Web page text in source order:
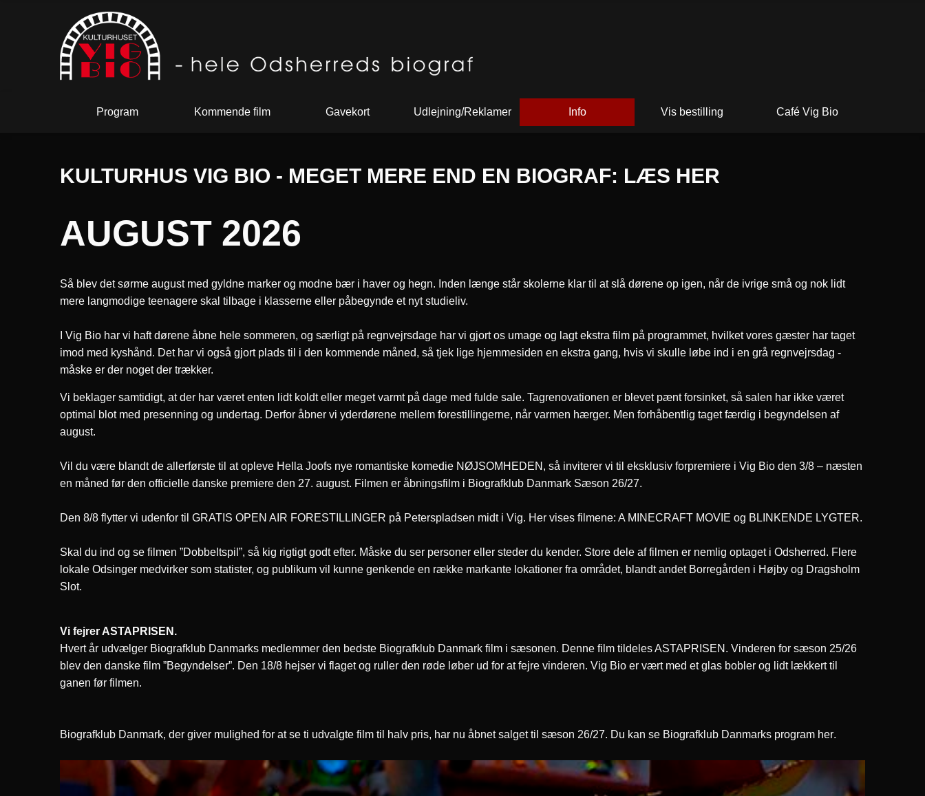
Program Kommende film Gavekort Udlejning/Reklamer Info Vis bestilling Café Vig Bio
KULTURHUS VIG BIO - MEGET MERE END EN BIOGRAF: LÆS HER
AUGUST 2026
Så blev det sørme august med gyldne marker og modne bær i haver og hegn. Inden længe står skolerne klar til at slå dørene op igen, når de ivrige små og nok lidt
mere langmodige teenagere skal tilbage i klasserne eller påbegynde et nyt studieliv.
I Vig Bio har vi haft dørene åbne hele sommeren, og særligt på regnvejrsdage har vi gjort os umage og lagt ekstra film på programmet, hvilket vores gæster har taget
imod med kyshånd. Det har vi også gjort plads til i den kommende måned, så tjek lige hjemmesiden en ekstra gang, hvis vi skulle løbe ind i en grå regnvejrsdag -
måske er der noget der trækker.
Vi beklager samtidigt, at der har været enten lidt koldt eller meget varmt på dage med fulde sale. Tagrenovationen er blevet pænt forsinket, så salen har ikke været
optimal blot med presenning og undertag. Derfor åbner vi yderdørene mellem forestillingerne, når varmen hærger. Men forhåbentlig taget færdig i begyndelsen af
august.
Vil du være blandt de allerførste til at opleve Hella Joofs nye romantiske komedie NØJSOMHEDEN, så inviterer vi til eksklusiv forpremiere i Vig Bio den 3/8 – næsten
en måned før den officielle danske premiere den 27. august. Filmen er åbningsfilm i Biografklub Danmark Sæson 26/27.
Den 8/8 flytter vi udenfor til GRATIS OPEN AIR FORESTILLINGER på Peterspladsen midt i Vig. Her vises filmene: A MINECRAFT MOVIE og BLINKENDE LYGTER.
Skal du ind og se filmen ”Dobbeltspil”, så kig rigtigt godt efter. Måske du ser personer eller steder du kender. Store dele af filmen er nemlig optaget i Odsherred. Flere
lokale Odsinger medvirker som statister, og publikum vil kunne genkende en række markante lokationer fra området, blandt andet Borregården i Højby og Dragsholm
Slot.
Vi fejrer ASTAPRISEN.
Hvert år udvælger Biografklub Danmarks medlemmer den bedste Biografklub Danmark film i sæsonen. Denne film tildeles ASTAPRISEN. Vinderen for sæson 25/26
blev den danske film ”Begyndelser”. Den 18/8 hejser vi flaget og ruller den røde løber ud for at fejre vinderen. Vig Bio er vært med et glas bobler og lidt lækkert til
ganen før filmen.
Biografklub Danmark, der giver mulighed for at se ti udvalgte film til halv pris, har nu åbnet salget til sæson 26/27. Du kan se Biografklub Danmarks program her.